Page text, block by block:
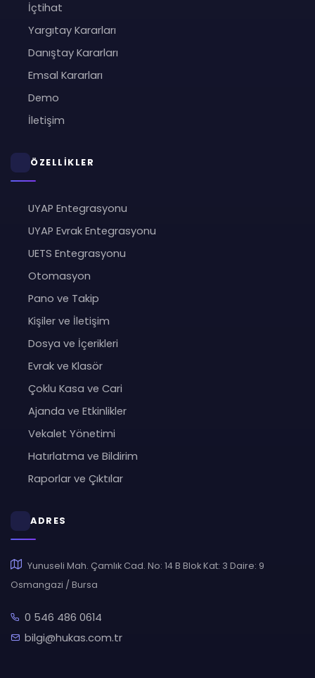
İçtihat
Yargıtay Kararları
Danıştay Kararları
Emsal Kararları
Demo
İletişim
ÖZELLİKLER
UYAP Entegrasyonu
UYAP Evrak Entegrasyonu
UETS Entegrasyonu
Otomasyon
Pano ve Takip
Kişiler ve İletişim
Dosya ve İçerikleri
Evrak ve Klasör
Çoklu Kasa ve Cari
Ajanda ve Etkinlikler
Vekalet Yönetimi
Hatırlatma ve Bildirim
Raporlar ve Çıktılar
ADRES
Yunuseli Mah. Çamlık Cad. No: 14 B Blok Kat: 3 Daire: 9
Osmangazi / Bursa
0 546 486 0614
bilgi@hukas.com.tr